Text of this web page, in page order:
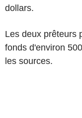
dollars.
Les deux prêteurs
fonds d'environ
les sources.